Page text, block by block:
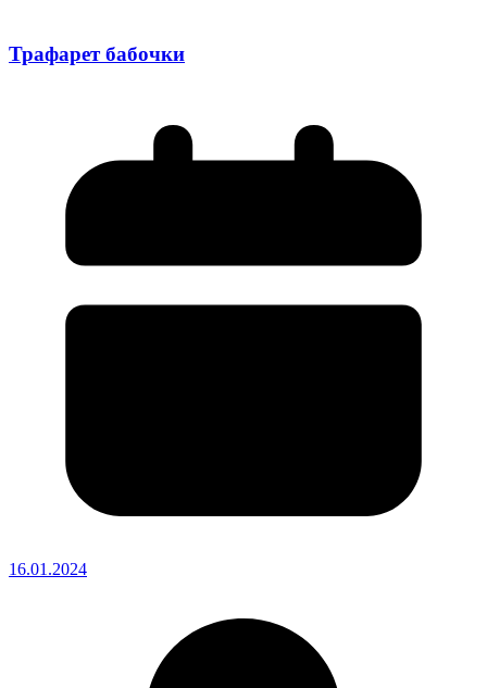
Трафарет бабочки
16.01.2024